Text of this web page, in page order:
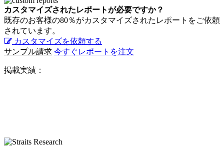
カスタマイズされたレポートが必要ですか？
既存のお客様の80％がカスタマイズされたレポートをご依頼
されています。
カスタマイズを依頼する
サンプル請求 今すぐレポートを注文
掲載実績：